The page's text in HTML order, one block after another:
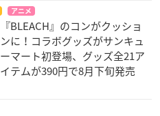
アニメ
『BLEACH』のコンがクッショ
ンに！コラボグッズがサンキュ
ーマート初登場、グッズ全21ア
イテムが390円で8月下旬発売